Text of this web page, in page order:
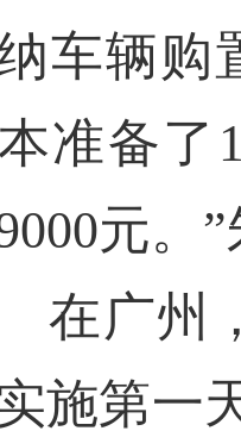
车辆购
准备了
元。
广州，
施第一